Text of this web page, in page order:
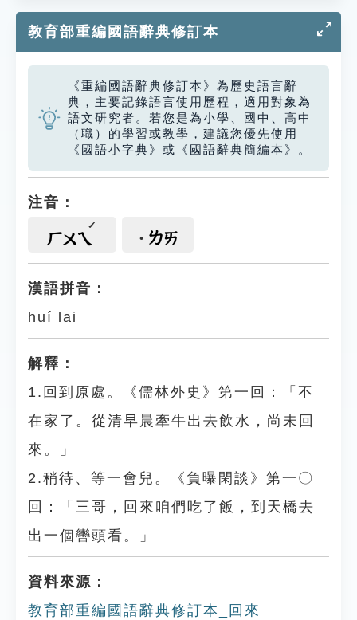
教育部重編國語辭典修訂本
《重編國語辭典修訂本》為歷史語言辭
典，主要記錄語言使用歷程，適用對象為
語文研究者。若您是為小學、國中、高中
（職）的學習或教學，建議您優先使用
《國語小字典》或《國語辭典簡編本》。
注音：
ㄏㄨㄟ ㄌㄞ
漢語拼音：
huí lai
解釋：
1.回到原處。《儒林外史》第一回：「不
在家了。從清早晨牽牛出去飲水，尚未回
來。」
2.稍待、等一會兒。《負曝閑談》第一〇
回：「三哥，回來咱們吃了飯，到天橋去
出一個轡頭看。」
資料來源：
教育部重編國語辭典修訂本_回來